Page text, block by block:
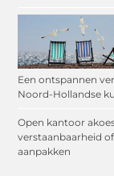
Een ontspannen
Noord-Hollandse
Open kantoor
verstaanbaarheid
aanpakken